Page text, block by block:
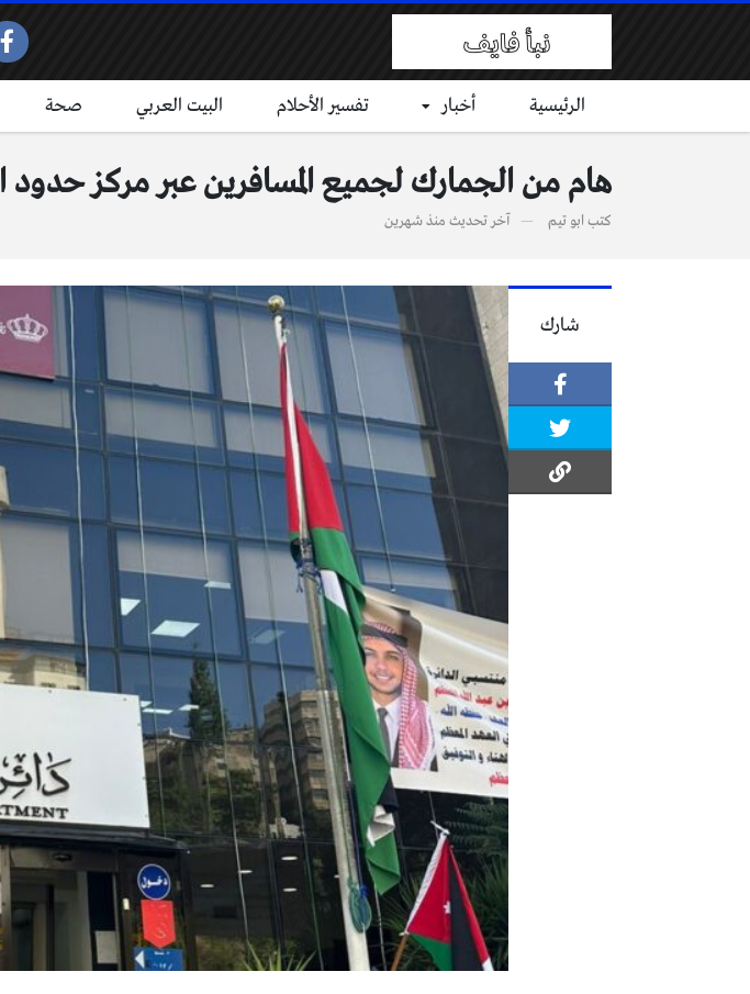
الرئيسية أخبار تفسير الأحلام البيت العربي صحة
هام من الجمارك لجميع المسافرين عبر مركز حدود
كتب ابو تيم آخر تحديث منذ شهرين
شارك